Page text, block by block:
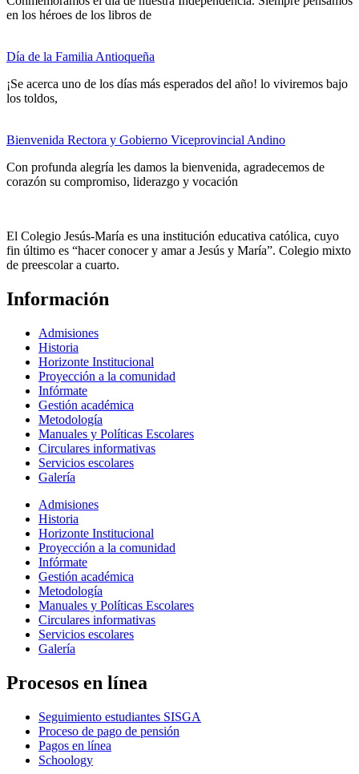
en los héroes de los libros de
Día de la Familia Antioqueña
¡Se acerca uno de los días más esperados del año! lo viviremos bajo
los toldos,
Bienvenida Rectora y Gobierno Viceprovincial Andino
Con profunda alegría les damos la bienvenida, agradecemos de
corazón su compromiso, liderazgo y vocación
El Colegio Jesús-María es una institución educativa católica, cuyo
fin último es “hacer conocer y amar a Jesús y María”. Colegio mixto
de preescolar a cuarto.
Información
Admisiones
Historia
Horizonte Institucional
Proyección a la comunidad
Infórmate
Gestión académica
Metodología
Manuales y Políticas Escolares
Circulares informativas
Servicios escolares
Galería
Admisiones
Historia
Horizonte Institucional
Proyección a la comunidad
Infórmate
Gestión académica
Metodología
Manuales y Políticas Escolares
Circulares informativas
Servicios escolares
Galería
Procesos en línea
Seguimiento estudiantes SISGA
Proceso de pago de pensión
Pagos en línea
Schoology